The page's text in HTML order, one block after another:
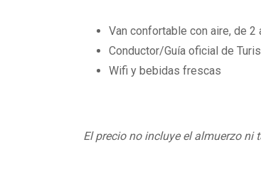
Van confortable con aire, de 2
Conductor/Guía oficial de
Wifi y bebidas frescas
El precio no incluye el almuerzo ni